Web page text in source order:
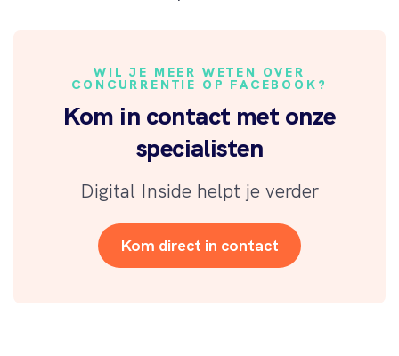
WIL JE MEER WETEN OVER
CONCURRENTIE OP FACEBOOK?
Kom in contact met onze
specialisten
Digital Inside helpt je verder
Kom direct in contact